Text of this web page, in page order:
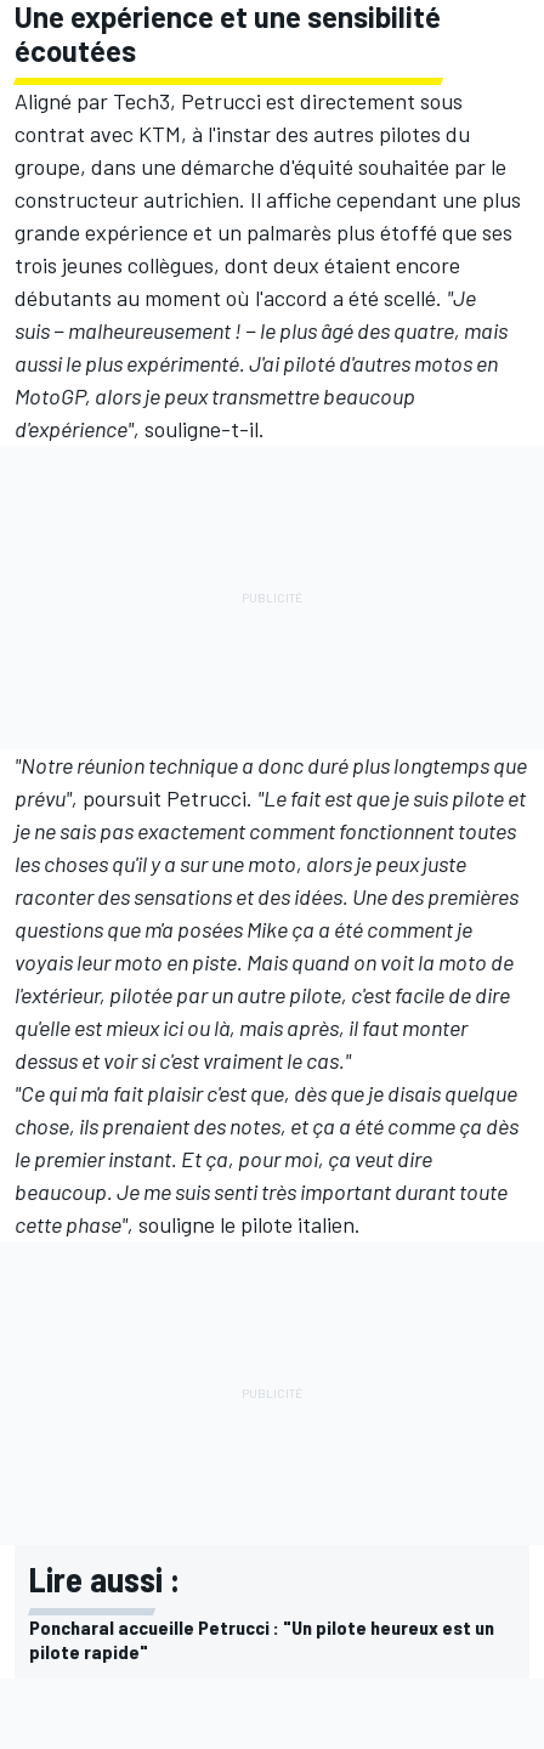
Une expérience et une sensibilité
écoutées
Aligné par Tech3, Petrucci est directement sous
contrat avec KTM, à l'instar des autres pilotes du
groupe, dans une démarche d'équité souhaitée par le
constructeur autrichien. Il affiche cependant une plus
grande expérience et un palmarès plus étoffé que ses
trois jeunes collègues, dont deux étaient encore
débutants au moment où l'accord a été scellé. "Je
suis − malheureusement ! − le plus âgé des quatre, mais
aussi le plus expérimenté. J'ai piloté d'autres motos en
MotoGP, alors je peux transmettre beaucoup
d'expérience", souligne-t-il.
"Notre réunion technique a donc duré plus longtemps que
prévu", poursuit Petrucci. "Le fait est que je suis pilote et
je ne sais pas exactement comment fonctionnent toutes
les choses qu'il y a sur une moto, alors je peux juste
raconter des sensations et des idées. Une des premières
questions que m'a posées Mike ça a été comment je
voyais leur moto en piste. Mais quand on voit la moto de
l'extérieur, pilotée par un autre pilote, c'est facile de dire
qu'elle est mieux ici ou là, mais après, il faut monter
dessus et voir si c'est vraiment le cas."
"Ce qui m'a fait plaisir c'est que, dès que je disais quelque
chose, ils prenaient des notes, et ça a été comme ça dès
le premier instant. Et ça, pour moi, ça veut dire
beaucoup. Je me suis senti très important durant toute
cette phase", souligne le pilote italien.
Lire aussi :
Poncharal accueille Petrucci : "Un pilote heureux est un
pilote rapide"